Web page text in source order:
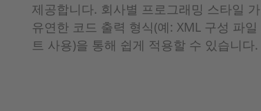
제공합니다. 회사별 프로그래밍 스타일
유연한 코드 출력 형식(예: XML 구성 파일
트 사용)을 통해 쉽게 적용할 수 있습니다.